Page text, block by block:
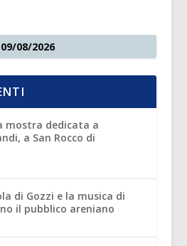
09/08/2026
mostra dedicata a
a San Rocco di
di Gozzi e la musica di
il pubblico areniano